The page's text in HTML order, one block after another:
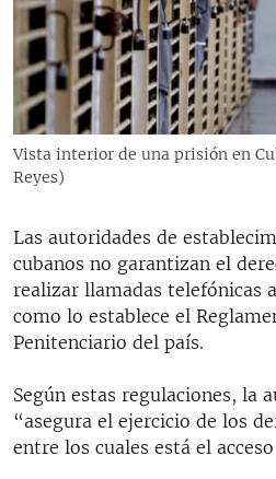
RADIO MARTÍ
ESPECIALES
ESPECIALES
LA REALIDAD DE LA VIVIENDA
SER VIEJO EN CUBA
LOS SANTOS DE HIALEAH
DESINFORMACIÓN RUSA EN
LA INVASIÓN DE RUSIA A
MULTIMEDIA
EDITORIALES
Vista interior de una prisión en
Reyes)
Las autoridades de
cubanos no garantizan el
realizar llamadas telefónicas
como lo establece el
Penitenciario del país.
Según estas regulaciones, la
“asegura el ejercicio de los
entre los cuales está el